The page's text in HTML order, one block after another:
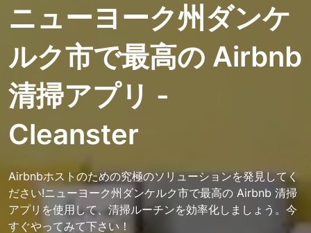
ニューヨーク州ダンケ
ルク市で最高の Airbnb
清掃アプリ -
Cleanster
Airbnbホストのための究極のソリューションを発見してく
ださい!ニューヨーク州ダンケルク市で最高の Airbnb 清掃
アプリを使用して、清掃ルーチンを効率化しましょう。今
すぐやってみて下さい！